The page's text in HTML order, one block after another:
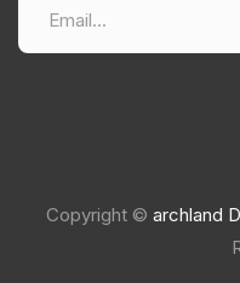
Copyright © archland